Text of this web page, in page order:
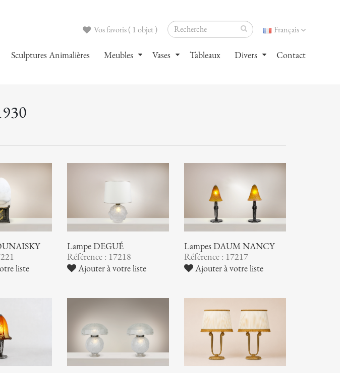
Français
Vos favoris ( 1 objet )
Sculptures Animalières Meubles Vases Tableaux Divers Contact
liste
Lampe DEGUÉ
Référence : 17218
Ajouter à votre liste
Lampes DAUM NANCY
Référence : 17217
Ajouter à votre liste